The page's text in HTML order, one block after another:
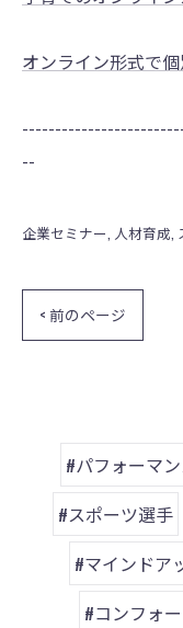
オンライン形式で
--
企業セミナー 人材育成
< 前のページ
#パフォーマ
#スポーツ選手
#マインドア
#コンフォ